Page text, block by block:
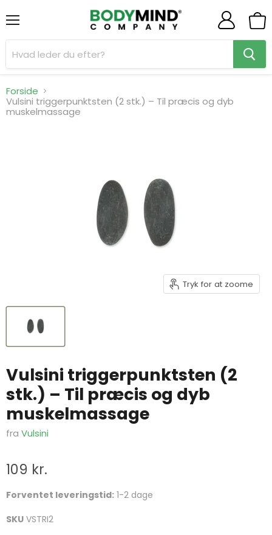
Forside
Vulsini triggerpunktsten (2 stk.) – Til præcis og dyb
muskelmassage
Tryk for at zoome
Vulsini triggerpunktsten (2
stk.) – Til præcis og dyb
muskelmassage
fra Vulsini
109 kr.
Forventet leveringstid: 1-2 dage
SKU VSTRI2